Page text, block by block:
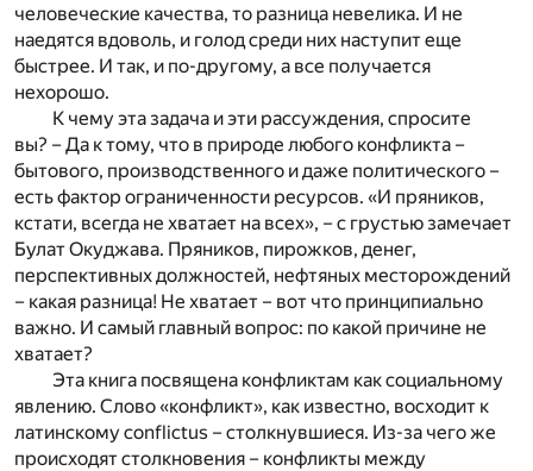
человеческие качества, то разница невелика. И не
наедятся вдоволь, и голод среди них наступит еще
быстрее. И так, и по-другому, а все получается
нехорошо.
К чему эта задача и эти рассуждения, спросите
вы? – Да к тому, что в природе любого конфликта –
бытового, производственного и даже политического –
есть фактор ограниченности ресурсов. «И пряников,
кстати, всегда не хватает на всех», – с грустью замечает
Булат Окуджава. Пряников, пирожков, денег,
перспективных должностей, нефтяных месторождений
– какая разница! Не хватает – вот что принципиально
важно. И самый главный вопрос: по какой причине не
хватает?
Эта книга посвящена конфликтам как социальному
явлению. Слово «конфликт», как известно, восходит к
латинскому conflictus – столкнувшиеся. Из-за чего же
происходят столкновения – конфликты между